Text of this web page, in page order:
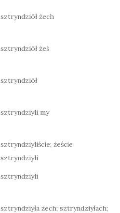
sztryndziōł żech
sztryndziōł żeś
sztryndziōł
sztryndziyli my
sztryndziyliście; żeście
sztryndziyli
sztryndziyli
sztryndziyła żech; sztryndziyłach;